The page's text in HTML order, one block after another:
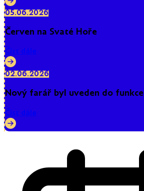
05.06.2026
Červen na Svaté Hoře
Číst dále
02.06.2026
Nový farář byl uveden do funkce
Číst dále